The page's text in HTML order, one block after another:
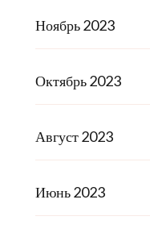
Ноябрь 2023
Октябрь 2023
Август 2023
Июнь 2023